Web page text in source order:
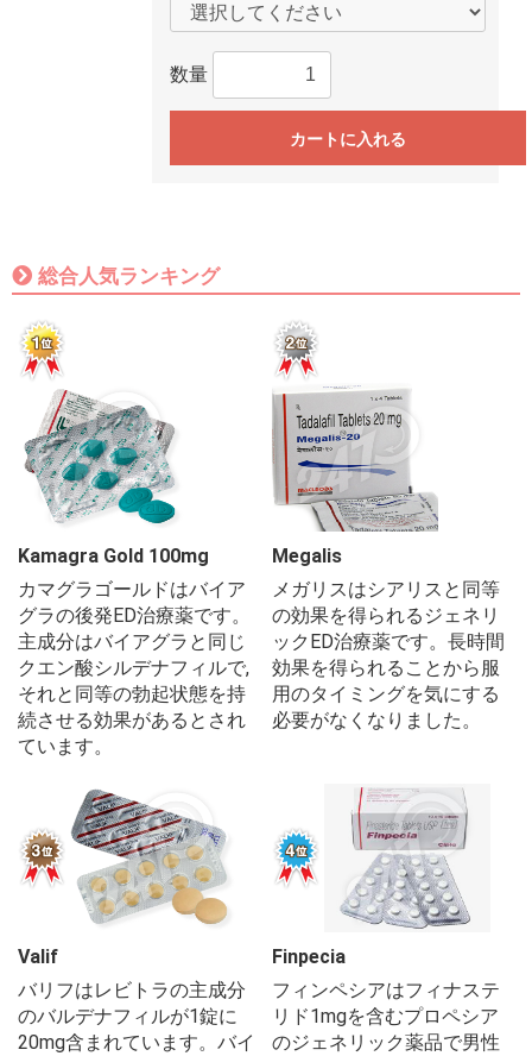
数量
カートに入れる
総合人気ランキング
Kamagra Gold 100mg
カマグラゴールドはバイア
グラの後発ED治療薬です。
主成分はバイアグラと同じ
クエン酸シルデナフィルで,
それと同等の勃起状態を持
続させる効果があるとされ
ています。
Megalis
メガリスはシアリスと同等
の効果を得られるジェネリ
ックED治療薬です。長時間
効果を得られることから服
用のタイミングを気にする
必要がなくなりました。
Valif
バリフはレビトラの主成分
のバルデナフィルが1錠に
20mg含まれています。バイ
Finpecia
フィンペシアはフィナステ
リド1mgを含むプロペシア
のジェネリック薬品で男性